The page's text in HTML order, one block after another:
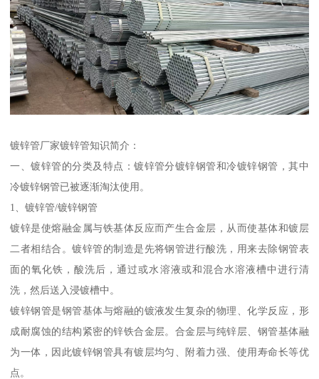
镀锌管厂家镀锌管知识简介：
一、镀锌管的分类及特点：镀锌管分镀锌钢管和冷镀锌钢管，其中
冷镀锌钢管已被逐渐淘汰使用。
1、镀锌管/镀锌钢管
镀锌是使熔融金属与铁基体反应而产生合金层，从而使基体和镀层
二者相结合。镀锌管的制造是先将钢管进行酸洗，用来去除钢管表
面的氧化铁，酸洗后，通过或水溶液或和混合水溶液槽中进行清
洗，然后送入浸镀槽中。
镀锌钢管是钢管基体与熔融的镀液发生复杂的物理、化学反应，形
成耐腐蚀的结构紧密的锌铁合金层。合金层与纯锌层、钢管基体融
为一体，因此镀锌钢管具有镀层均匀、附着力强、使用寿命长等优
点。